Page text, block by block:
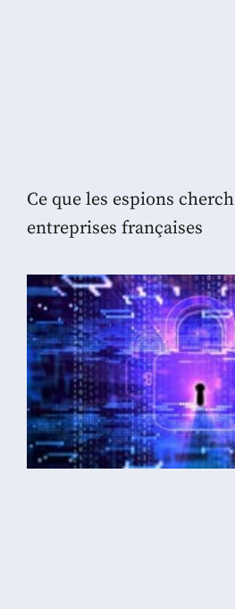
Ce que les espions
entreprises françaises